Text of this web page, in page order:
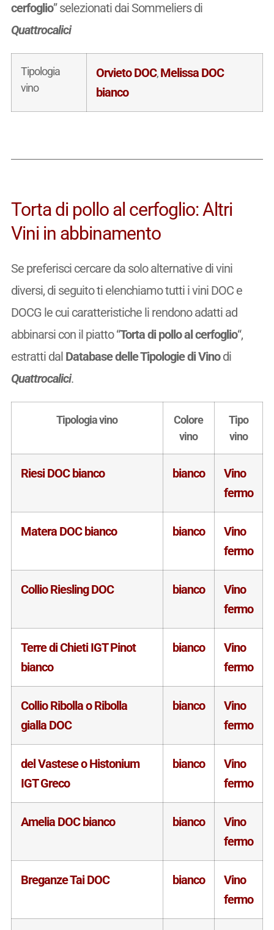
cerfoglio” selezionati dai Sommeliers di
Quattrocalici
Tipologia
vino
Orvieto DOC,Melissa DOC
bianco
Torta di pollo al cerfoglio: Altri
Vini in abbinamento
Se preferisci cercare da solo alternative di vini
diversi, di seguito ti elenchiamo tutti i vini DOC e
DOCG le cui caratteristiche li rendono adatti ad
abbinarsi con il piatto “Torta di pollo al cerfoglio“,
estratti dal Database delle Tipologie di Vinodi
Quattrocalici.
Tipologia vino
Colore
vino
Tipo
vino
Riesi DOC bianco bianco
Vino
fermo
Matera DOC bianco bianco
Vino
fermo
Collio Riesling DOC bianco
Vino
fermo
Terre di Chieti IGT Pinot
bianco
bianco
Vino
fermo
Collio Ribolla o Ribolla
gialla DOC
bianco
Vino
fermo
del Vastese o Histonium
IGT Greco
bianco
Vino
fermo
Amelia DOC bianco bianco
Vino
fermo
Breganze Tai DOC bianco
Vino
fermo